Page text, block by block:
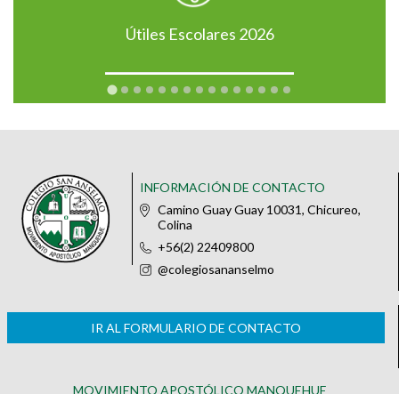
Útiles Escolares 2026
INFORMACIÓN DE CONTACTO
Camino Guay Guay 10031, Chicureo,
Colina
+56(2) 22409800
@colegiosananselmo
IR AL FORMULARIO DE CONTACTO
MOVIMIENTO APOSTÓLICO MANQUEHUE